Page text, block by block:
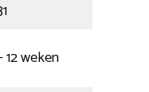
12 weken